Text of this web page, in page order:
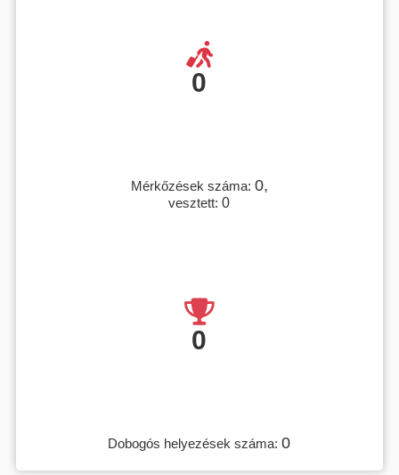
0
Mérkőzések száma: 0,
vesztett:0
0
Dobogós helyezések száma:0